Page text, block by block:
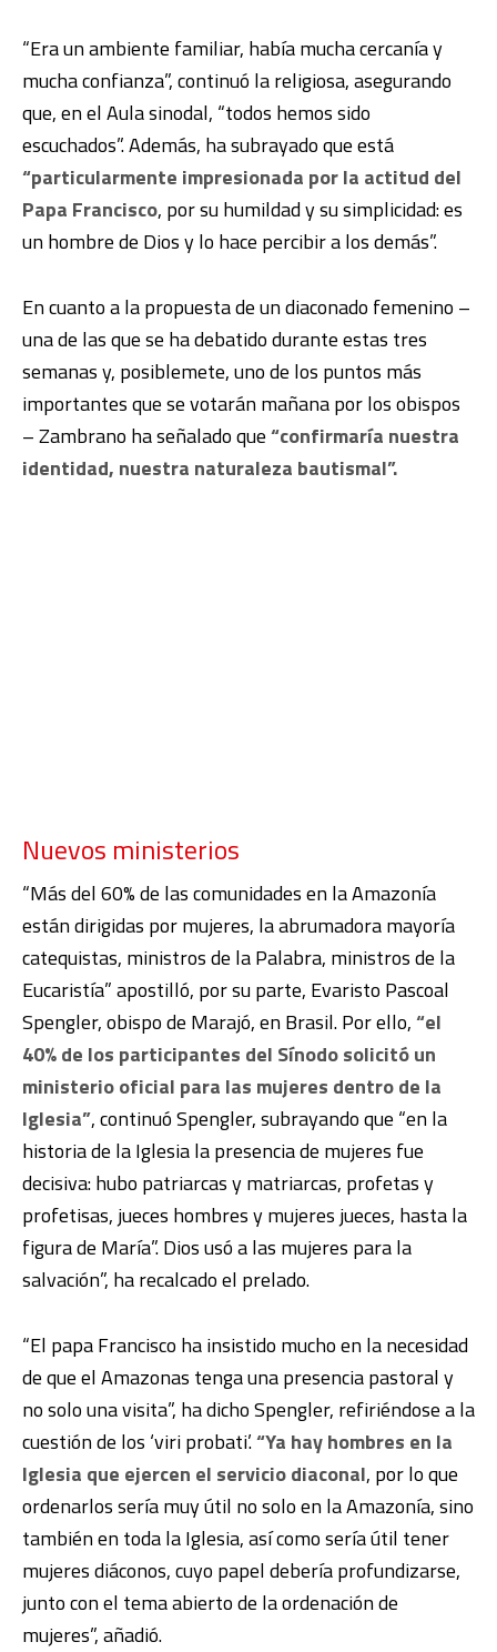
“Era un ambiente familiar, había mucha cercanía y
mucha confianza”, continuó la religiosa, asegurando
que, en el Aula sinodal, “todos hemos sido
escuchados”. Además, ha subrayado que está
“particularmente impresionada por la actitud del
Papa Francisco, por su humildad y su simplicidad: es
un hombre de Dios y lo hace percibir a los demás”.
En cuanto a la propuesta de un diaconado femenino –
una de las que se ha debatido durante estas tres
semanas y, posiblemete, uno de los puntos más
importantes que se votarán mañana por los obispos
– Zambrano ha señalado que“confirmaría nuestra
identidad, nuestra naturaleza bautismal”.
Nuevos ministerios
“Más del 60% de las comunidades en la Amazonía
están dirigidas por mujeres, la abrumadora mayoría
catequistas, ministros de la Palabra, ministros de la
Eucaristía” apostilló, por su parte, Evaristo Pascoal
Spengler, obispo de Marajó, en Brasil. Por ello,“el
40% de los participantes del Sínodo solicitó un
ministerio oficial para las mujeres dentro de la
Iglesia”, continuó Spengler, subrayando que “en la
historia de la Iglesia la presencia de mujeres fue
decisiva: hubo patriarcas y matriarcas, profetas y
profetisas, jueces hombres y mujeres jueces, hasta la
figura de María”. Dios usó a las mujeres para la
salvación”, ha recalcado el prelado.
“El papa Francisco ha insistido mucho en la necesidad
de que el Amazonas tenga una presencia pastoral y
no solo una visita”, ha dicho Spengler, refiriéndose a la
cuestión de los ‘viri probati’.“Ya hay hombres en la
Iglesia que ejercen el servicio diaconal, por lo que
ordenarlos sería muy útil no solo en la Amazonía, sino
también en toda la Iglesia, así como sería útil tener
mujeres diáconos, cuyo papel debería profundizarse,
junto con el tema abierto de la ordenación de
mujeres”, añadió.